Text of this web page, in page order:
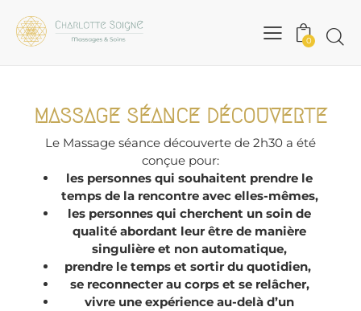
0
MASSAGE SÉANCE DÉCOUVERTE
Le Massage séance découverte de 2h30 a été
conçue pour:
les personnes qui souhaitent prendre le
temps de la rencontre avec elles-mêmes,
les personnes qui cherchent un soin de
qualité abordant leur être de manière
singulière et non automatique,
prendre le temps et sortir du quotidien,
se reconnecter au corps et se relâcher,
vivre une expérience au-delà d’un